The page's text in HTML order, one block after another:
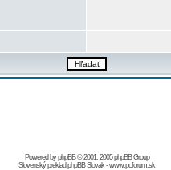
Powered byphpBB© 2001, 2005 phpBB Group
Slovenský preklad phpBB Slovak-www.pcforum.sk